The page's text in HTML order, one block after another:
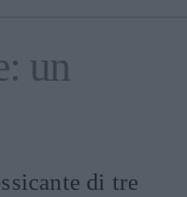
un
di tre